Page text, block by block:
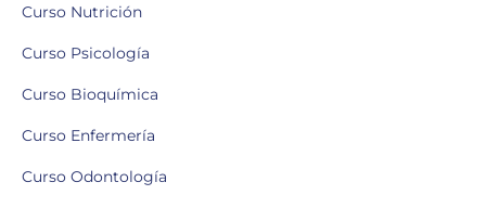
Curso Nutrición
Curso Psicología
Curso Bioquímica
Curso Enfermería
Curso Odontología